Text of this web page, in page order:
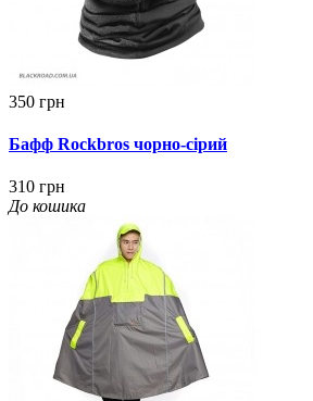
350 грн
Бафф Rockbros чорно-сірий
310 грн
До кошика